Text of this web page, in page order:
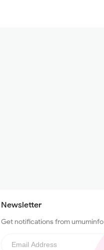
Newsletter
Get notifications from umuminfo